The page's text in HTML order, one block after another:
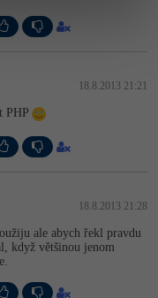
18.8.2013 21:21
PHP
18.8.2013 21:28
ale abych řekl pravdu
když většinou jenom